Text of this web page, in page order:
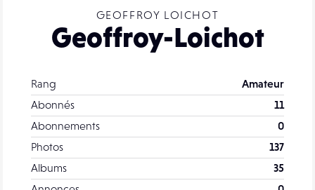
GEOFFROY LOICHOT
Geoffroy-Loichot
Rang
Amateur
Abonnés
11
Abonnements
0
Photos
137
Albums
35